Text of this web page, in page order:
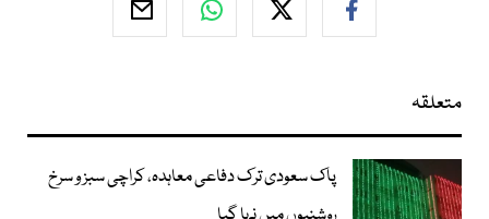
متعلقہ
پاک سعودی ترک دفاعی معاہدہ، کراچی سبز و سرخ